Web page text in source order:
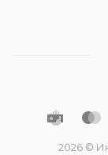
2026 ©